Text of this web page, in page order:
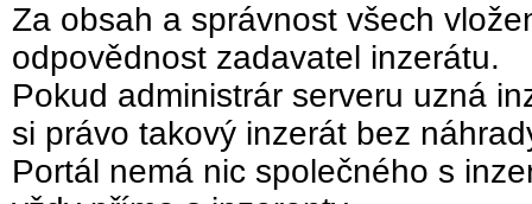
Za obsah a správnost všech
odpovědnost zadavatel inzerátu.
Pokud administrár serveru uzná
si právo takový inzerát bez
Portál nemá nic společného s